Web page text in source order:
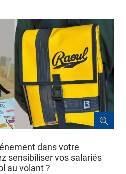
dans votre
sensibiliser vos salariés
au volant ?